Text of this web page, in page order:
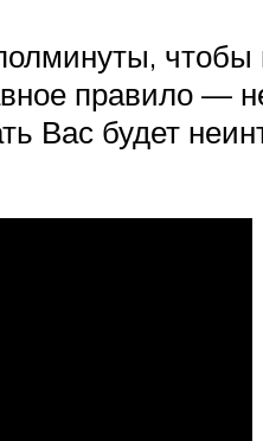
чтобы
правило —
Вас будет